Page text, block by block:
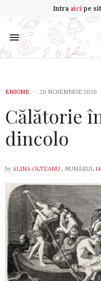
Intra aicipe
ENIGME 20 NOIEMBRIE 2020
Călătorie
dincolo
by ALINA OLTEANU , NUMĂRUL